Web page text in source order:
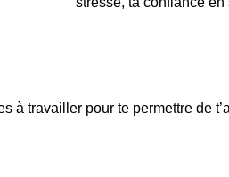
à travailler pour te permettre de